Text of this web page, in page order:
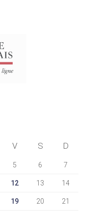
V S D
5 6 7
12 13 14
19 20 21